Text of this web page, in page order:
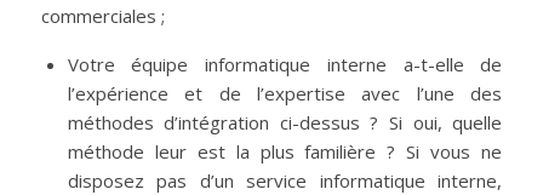
commerciales ;
Votre équipe informatique interne a-t-elle de
l’expérience et de l’expertise avec l’une des
méthodes d’intégration ci-dessus ? Si oui, quelle
méthode leur est la plus familière ? Si vous ne
disposez pas d’un service informatique interne,